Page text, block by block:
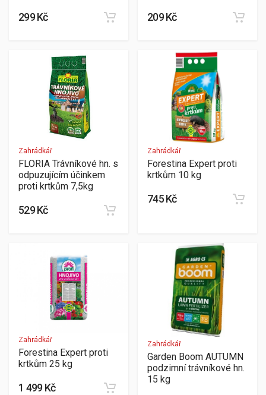
299 Kč 209 Kč
Zahrádkář
FLORIA Trávníkové hn. s
odpuzujícím účinkem
proti krtkům 7,5kg
529 Kč
Zahrádkář
Forestina Expert proti
krtkům 10 kg
745 Kč
Zahrádkář
Forestina Expert proti
krtkům 25 kg
1 499 Kč
Zahrádkář
Garden Boom AUTUMN
podzimní trávníkové hn.
15 kg